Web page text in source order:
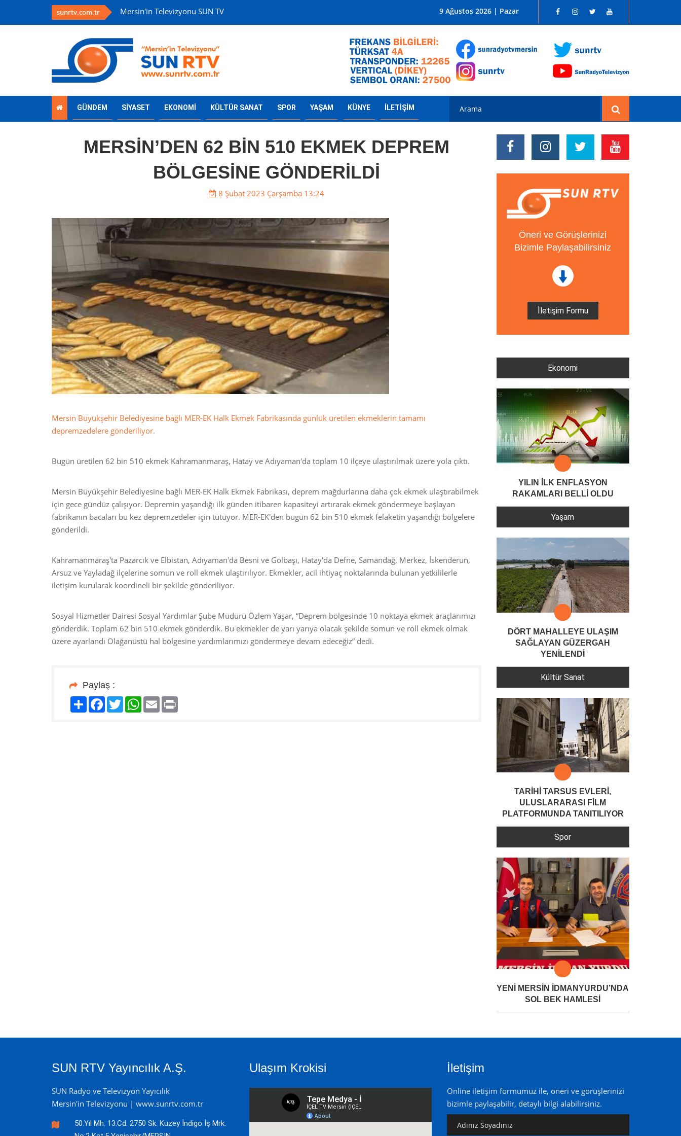
sunrtv.com.tr Mersin'in Televizyonu SUN TV Mersin'in Radyosu SUN RADYO FM 96.1
9 Ağustos 2026 | Pazar
GÜNDEM SİYASET EKONOMİ KÜLTÜR SANAT SPOR YAŞAM KÜNYE İLETİŞİM
MERSİN’DEN 62 BİN 510 EKMEK DEPREM
BÖLGESİNE GÖNDERİLDİ
8 Şubat 2023 Çarşamba 13:24
Mersin Büyükşehir Belediyesine bağlı MER-EK Halk Ekmek Fabrikasında günlük üretilen ekmeklerin tamamı
depremzedelere gönderiliyor.
Bugün üretilen 62 bin 510 ekmek Kahramanmaraş, Hatay ve Adıyaman'da toplam 10 ilçeye ulaştırılmak üzere yola çıktı.
Mersin Büyükşehir Belediyesine bağlı MER-EK Halk Ekmek Fabrikası, deprem mağdurlarına daha çok ekmek ulaştırabilmek
için gece gündüz çalışıyor. Depremin yaşandığı ilk günden itibaren kapasiteyi artırarak ekmek göndermeye başlayan
fabrikanın bacaları bu kez depremzedeler için tütüyor. MER-EK'den bugün 62 bin 510 ekmek felaketin yaşandığı bölgelere
gönderildi.
Kahramanmaraş'ta Pazarcık ve Elbistan, Adıyaman'da Besni ve Gölbaşı, Hatay'da Defne, Samandağ, Merkez, İskenderun,
Arsuz ve Yayladağ ilçelerine somun ve roll ekmek ulaştırılıyor. Ekmekler, acil ihtiyaç noktalarında bulunan yetkililerle
iletişim kurularak koordineli bir şekilde gönderiliyor.
Sosyal Hizmetler Dairesi Sosyal Yardımlar Şube Müdürü Özlem Yaşar, “Deprem bölgesinde 10 noktaya ekmek araçlarımızı
gönderdik. Toplam 62 bin 510 ekmek gönderdik. Bu ekmekler de yarı yarıya olacak şekilde somun ve roll ekmek olmak
üzere ayarlandı Olağanüstü hal bölgesine yardımlarımızı göndermeye devam edeceğiz” dedi.
Paylaş :
PaylaşFacebook
TwitterWhatsApp
Email
Öneri ve Görüşlerinizi
Bizimle Paylaşabilirsiniz
İletişim Formu
Ekonomi
YILIN İLK ENFLASYON
RAKAMLARI BELLİ OLDU
Yaşam
DÖRT MAHALLEYE ULAŞIM
SAĞLAYAN GÜZERGAH
YENİLENDİ
Kültür Sanat
TARİHİ TARSUS EVLERİ,
ULUSLARARASI FİLM
PLATFORMUNDA TANITILIYOR
Spor
YENİ MERSİN İDMANYURDU’NDA
SOL BEK HAMLESİ
SUN RTV Yayıncılık A.Ş.
SUN Radyo ve Televizyon Yayıcılık
Mersin'in Televizyonu | www.sunrtv.com.tr
50.Yıl Mh. 13.Cd. 2750 Sk. Kuzey İndigo İş Mrk.
Ulaşım Krokisi İletişim
Online iletişim formumuz ile, öneri ve görüşlerinizi
bizimle paylaşabilir, detaylı bilgi alabilirsiniz.